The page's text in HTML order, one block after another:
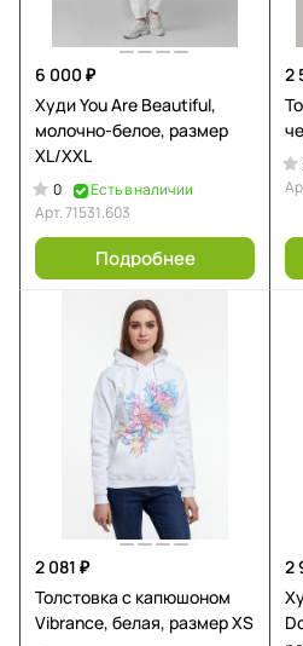
6 000 ₽
Худи You Are Beautiful,
молочно-белое, размер
XL/XXL
0
Есть в наличии
Арт.71531.603
Подробнее
2
2 081 ₽
Толстовка с капюшоном
Vibrance, белая, размер XS
2